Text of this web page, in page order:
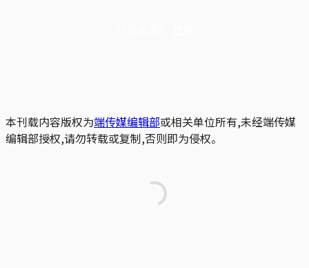
本刊载内容版权为端传媒编辑部或相关单位所有,未经端传媒
编辑部授权,请勿转载或复制,否则即为侵权。